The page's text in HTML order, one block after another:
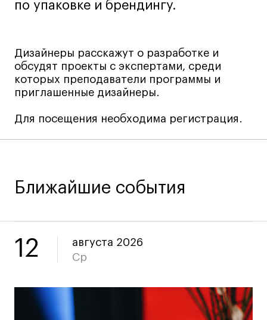
Онлайн
Маркетинг и генерация лидов
Искусство
Очно + онлайн
Все программы
Техникум
Цифровой маркетолог
Технолог-конструктор одежды
Все программы
по упаковке и брендингу.
Дизайнеры расскажут о разработке и
обсудят проекты с экспертами, среди
которых преподаватели программы и
приглашенные дизайнеры.
Для посещения необходима регистрация.
Ближайшие события
12
августа 2026
Ср